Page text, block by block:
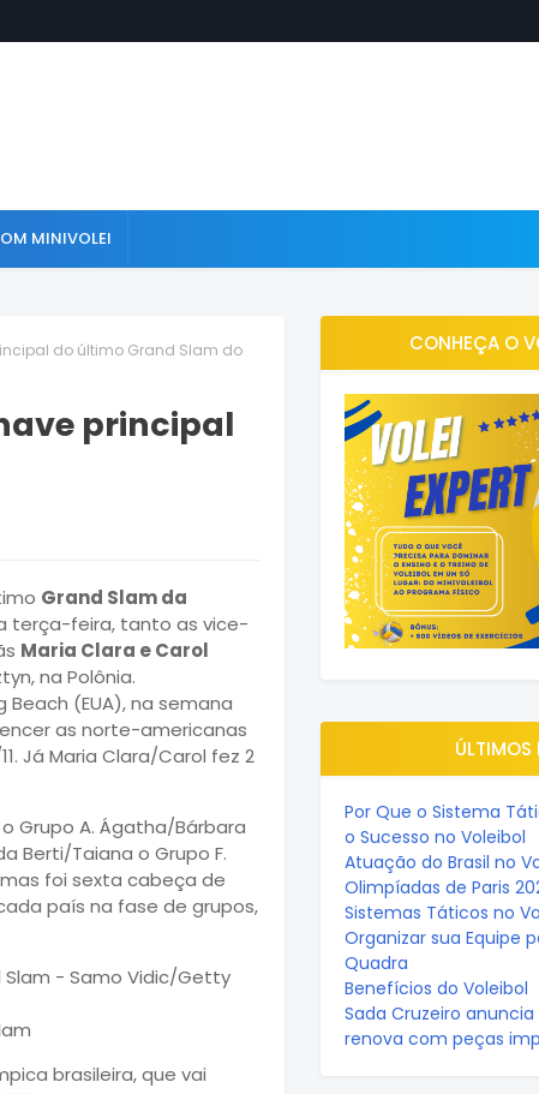
MINIVOLEI
do último Grand Slam do
principal
Grand Slam da
terça-feira, tanto as vice-
Maria Clara e Carol
na Polônia.
(EUA), na semana
as norte-americanas
Já Maria Clara/Carol fez 2
Grupo A. Ágatha/Bárbara
Berti/Taiana o Grupo F.
foi sexta cabeça de
país na fase de grupos,
brasileira, que vai
CONHEÇA O
ÚLTIMOS
Por Que o Sistema
o Sucesso no Voleibol
Atuação do Brasil no
Olimpíadas de Paris
Sistemas Táticos no
Organizar sua Equipe
Quadra
Benefícios do Voleibol
Sada Cruzeiro
renova com peças